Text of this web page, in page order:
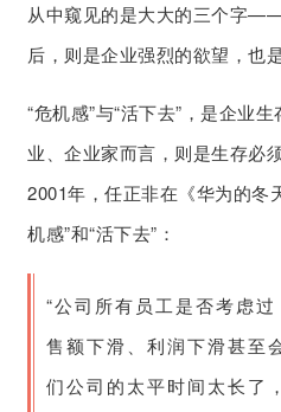
从中窥见的是大大的三个字
后，则是企业强烈的欲望，也
“危机感”与“活下去”，是企业
业、企业家而言，则是生存必
2001年，任正非在《华为的冬
机感”和“活下去”：
“公司所有员工是否考虑
售额下滑、利润下滑甚至
们公司的太平时间太长了